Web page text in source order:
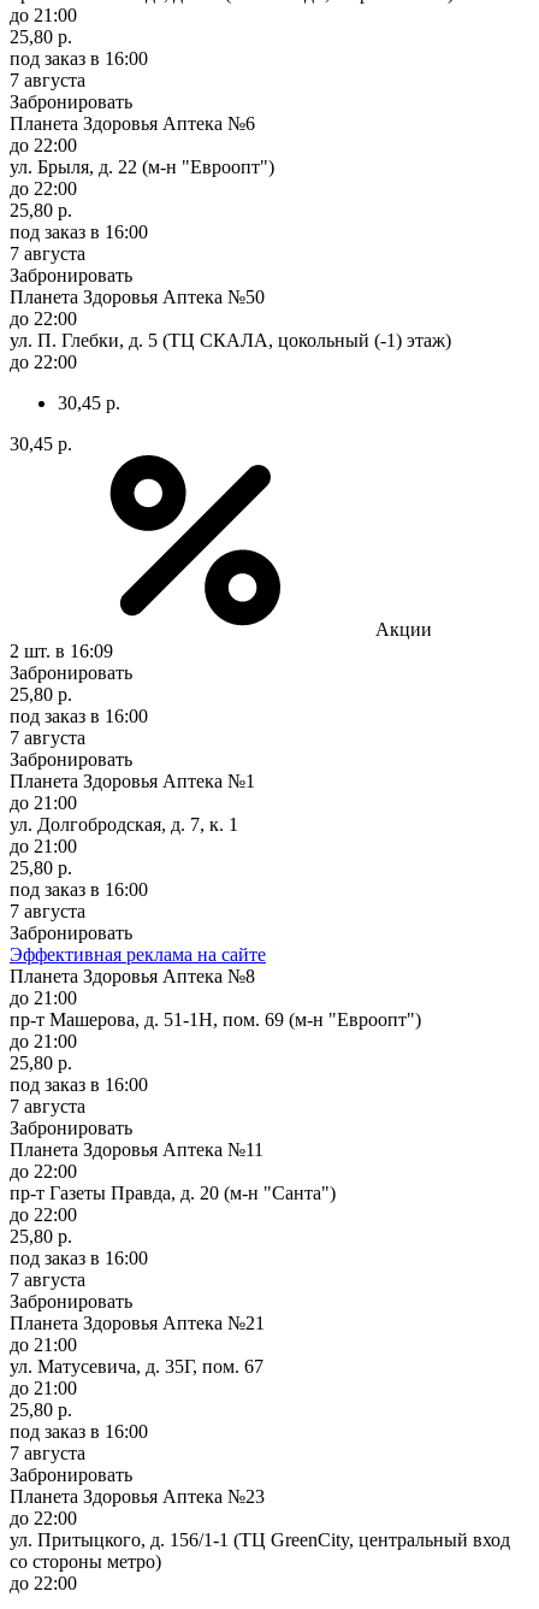
до 21:00
25,80 р.
под заказ в 16:00
7 августа
Забронировать
Планета Здоровья Аптека №6
до 22:00
ул. Брыля, д. 22 (м-н "Евроопт")
до 22:00
25,80 р.
под заказ в 16:00
7 августа
Забронировать
Планета Здоровья Аптека №50
до 22:00
ул. П. Глебки, д. 5 (ТЦ СКАЛА, цокольный (-1) этаж)
до 22:00
30,45 р.
30,45 р.
Акции
2 шт. в 16:09
Забронировать
25,80 р.
под заказ в 16:00
7 августа
Забронировать
Планета Здоровья Аптека №1
до 21:00
ул. Долгобродская, д. 7, к. 1
до 21:00
25,80 р.
под заказ в 16:00
7 августа
Забронировать
Эффективная реклама на сайте
Планета Здоровья Аптека №8
до 21:00
пр-т Машерова, д. 51-1Н, пом. 69 (м-н "Евроопт")
до 21:00
25,80 р.
под заказ в 16:00
7 августа
Забронировать
Планета Здоровья Аптека №11
до 22:00
пр-т Газеты Правда, д. 20 (м-н "Санта")
до 22:00
25,80 р.
под заказ в 16:00
7 августа
Забронировать
Планета Здоровья Аптека №21
до 21:00
ул. Матусевича, д. 35Г, пом. 67
до 21:00
25,80 р.
под заказ в 16:00
7 августа
Забронировать
Планета Здоровья Аптека №23
до 22:00
ул. Притыцкого, д. 156/1-1 (ТЦ GreenCity, центральный вход
со стороны метро)
до 22:00